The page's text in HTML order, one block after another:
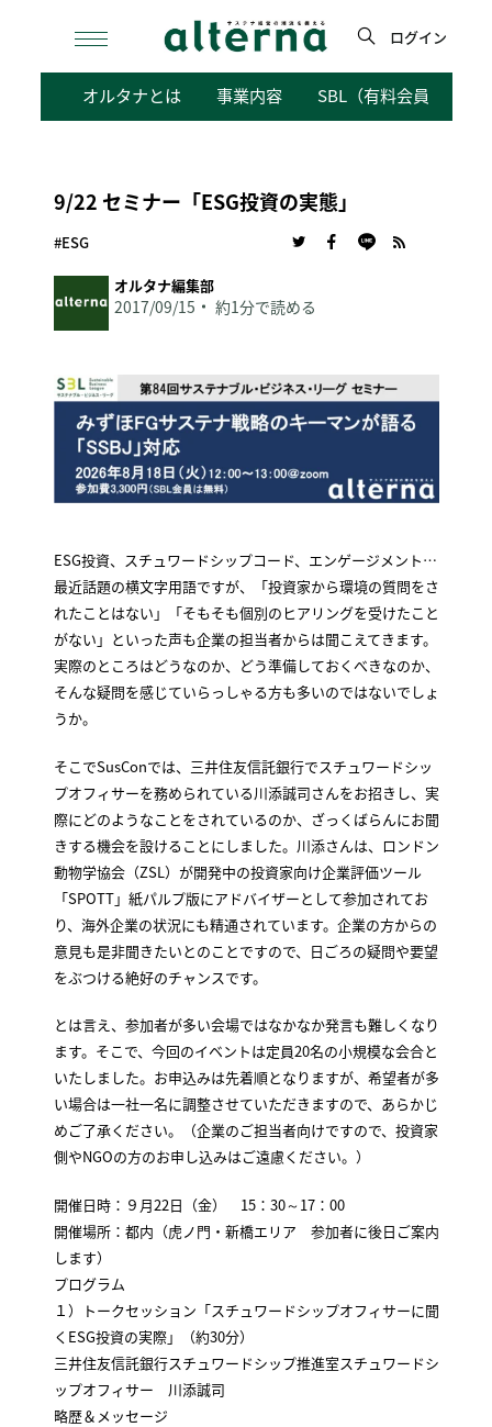
検
ログイン
オルタナとは 事業内容 SBL（有料会員向けサ
9/22 セミナー「ESG投資の実態」
#ESG
オルタナ編集部
2017/09/15 約1分で読める
ESG投資、スチュワードシップコード、エンゲージメント…
最近話題の横文字用語ですが、「投資家から環境の質問をさ
れたことはない」「そもそも個別のヒアリングを受けたこと
がない」といった声も企業の担当者からは聞こえてきます。
実際のところはどうなのか、どう準備しておくべきなのか、
そんな疑問を感じていらっしゃる方も多いのではないでしょ
うか。
そこでSusConでは、三井住友信託銀行でスチュワードシッ
プオフィサーを務められている川添誠司さんをお招きし、実
際にどのようなことをされているのか、ざっくばらんにお聞
きする機会を設けることにしました。川添さんは、ロンドン
動物学協会（ZSL）が開発中の投資家向け企業評価ツール
「SPOTT」紙パルプ版にアドバイザーとして参加されてお
り、海外企業の状況にも精通されています。企業の方からの
意見も是非聞きたいとのことですので、日ごろの疑問や要望
をぶつける絶好のチャンスです。
とは言え、参加者が多い会場ではなかなか発言も難しくなり
ます。そこで、今回のイベントは定員20名の小規模な会合と
いたしました。お申込みは先着順となりますが、希望者が多
い場合は一社一名に調整させていただきますので、あらかじ
めご了承ください。（企業のご担当者向けですので、投資家
側やNGOの方のお申し込みはご遠慮ください。）
開催日時：９月22日（金） 15：30～17：00
開催場所：都内（虎ノ門・新橋エリア 参加者に後日ご案内
します）
プログラム
１）トークセッション「スチュワードシップオフィサーに聞
くESG投資の実際」（約30分）
三井住友信託銀行スチュワードシップ推進室スチュワードシ
ップオフィサー 川添誠司
略歴＆メッセージ